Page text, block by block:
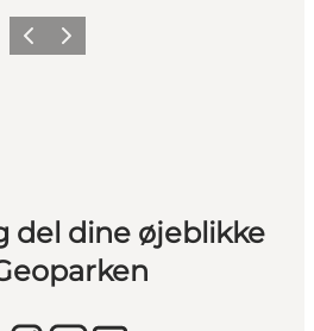
ForrigeNæste
del dine øjeblikke